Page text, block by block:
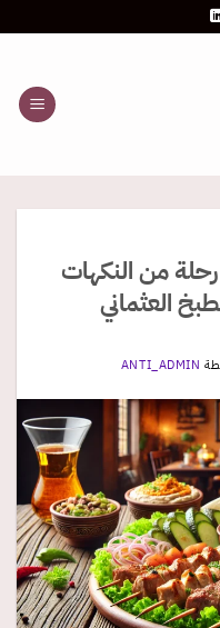
من النكهات
العثماني
ANTI_ADMIN